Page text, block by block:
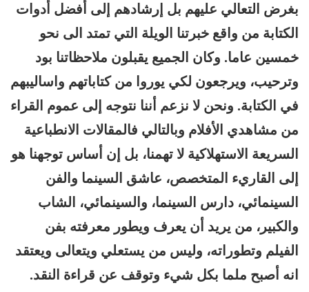
بغرض التعالي عليهم بل إرشادهم إلى أفضل أدوات
الكتابة من واقع خبرتنا الويلة التي تمتد الى نحو
خمسين عاما. وكان الجميع يقبلون ملاحظاتنا بود
وترحيب، ويرجعون لكي يوروا من كتاباتهم واساليبهم
في الكتابة. ونحن لا نزعم أننا نتوجه إلى عموم القراء
من مشاهدي الأفلام وبالتالي فالمقالات الانطباعية
السريعة الاستهلاكية لا تهمنا، بل إن أساس توجهنا هو
إلى القاريء المتخصص، عاشق السينما والفن
السينمائي، دارس السينما، والسينمائي، الشاب
والكبير، من يريد أن يعرف ويطور معرفته بفن
الفيلم وتطوراته، وليس من يستعلي ويتعالى ويعتقد
انه أصبح ملما بكل شيء وتوقف عن قراءة النقد.